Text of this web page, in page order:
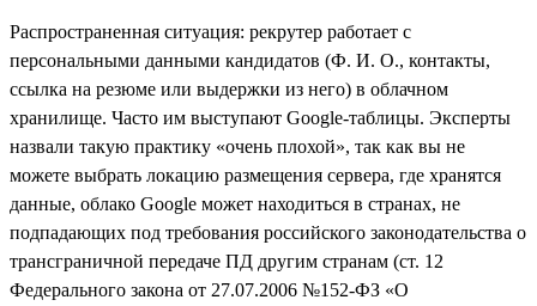
Распространенная ситуация: рекрутер работает с
персональными данными кандидатов (Ф. И. О., контакты,
ссылка на резюме или выдержки из него) в облачном
хранилище. Часто им выступают Google-таблицы. Эксперты
назвали такую практику «очень плохой», так как вы не
можете выбрать локацию размещения сервера, где хранятся
данные, облако Google может находиться в странах, не
подпадающих под требования российского законодательства о
трансграничной передаче ПД другим странам (ст. 12
Федерального закона от 27.07.2006 №152-ФЗ «О